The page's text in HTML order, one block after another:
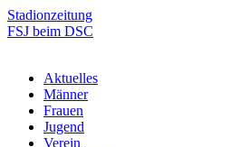
Zum
Inhalt
Stadionzeitung
FSJ beim DSC
Aktuelles
Männer
Frauen
Jugend
Verein